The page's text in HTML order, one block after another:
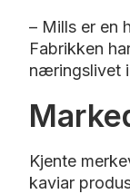
– Mills er en
Fabrikken
næringslivet i
Kjente
kaviar